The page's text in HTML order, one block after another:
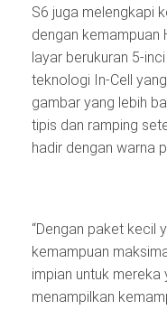
S6 juga melengkapi
dengan kemampuan
layar berukuran 5-
teknologi In-Cell
gambar yang lebih
tipis dan ramping
hadir dengan warna
“Dengan paket kecil
kemampuan
impian untuk
menampilkan